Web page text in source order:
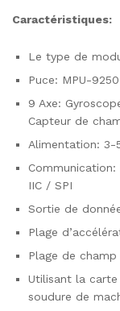
Caractéristiques:
Le type de
Puce: MPU-9250
9 Axe:
Capteur de
Alimentation: 3-
IIC / SPI
Sortie de
Plage
Plage de
Utilisant la carte
soudure de